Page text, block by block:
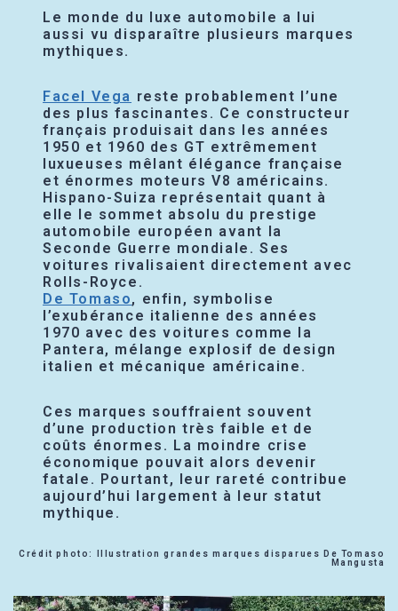
Le monde du luxe automobile a lui
aussi vu disparaître plusieurs marques
mythiques.
Facel Vega reste probablement l’une
des plus fascinantes. Ce constructeur
français produisait dans les années
1950 et 1960 des GT extrêmement
luxueuses mêlant élégance française
et énormes moteurs V8 américains.
Hispano-Suiza représentait quant à
elle le sommet absolu du prestige
automobile européen avant la
Seconde Guerre mondiale. Ses
voitures rivalisaient directement avec
Rolls-Royce.
De Tomaso, enfin, symbolise
l’exubérance italienne des années
1970 avec des voitures comme la
Pantera, mélange explosif de design
italien et mécanique américaine.
Ces marques souffraient souvent
d’une production très faible et de
coûts énormes. La moindre crise
économique pouvait alors devenir
fatale. Pourtant, leur rareté contribue
aujourd’hui largement à leur statut
mythique.
Crédit photo: Illustration grandes marques disparues De Tomaso
Mangusta